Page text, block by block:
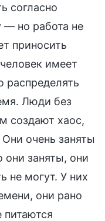
согласно
— но работа не
приносить
имеет
распределять
Люди без
создают хаос,
очень заняты
заняты, они
не могут. У них
они рано
питаются